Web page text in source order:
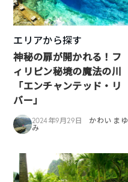
エリアから探す
神秘の扉が開かれる！フ
ィリピン秘境の魔法の川
「エンチャンテッド・リ
バー」
2024年9月29日
かわい まゆ
み